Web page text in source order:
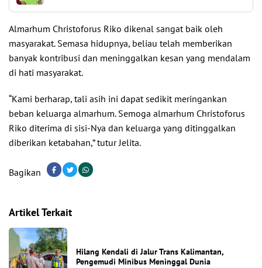
Almarhum Christoforus Riko dikenal sangat baik oleh
masyarakat. Semasa hidupnya, beliau telah memberikan
banyak kontribusi dan meninggalkan kesan yang mendalam
di hati masyarakat.
“Kami berharap, tali asih ini dapat sedikit meringankan
beban keluarga almarhum. Semoga almarhum Christoforus
Riko diterima di sisi-Nya dan keluarga yang ditinggalkan
diberikan ketabahan,” tutur Jelita.
Bagikan
Artikel Terkait
Hilang Kendali di Jalur Trans Kalimantan,
Pengemudi Minibus Meninggal Dunia